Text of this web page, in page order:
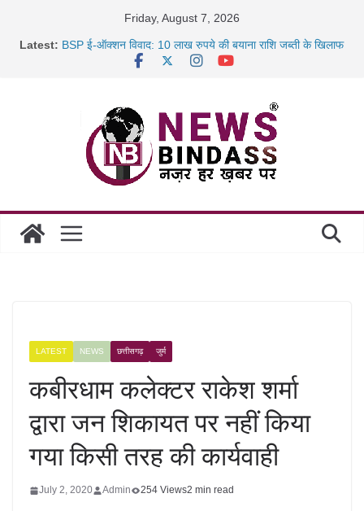
Friday, August 7, 2026
Latest: BSP ई-ऑक्शन विवाद: 10 लाख रुपये की बयाना राशि जब्ती के खिलाफ
साइबर ठगी पर दुर्ग पुलिस का बड़ा एक्शन: 13 म्यूल बैंक खाताधारक
गिरफ्तार
LATEST NEWS छत्तीसगढ़ जुर्म
कबीरधाम कलेक्टर राकेश शर्मा
द्वारा जन शिकायत पर नहीं किया
गया किसी तरह की कार्यवाही
July 2, 2020 Admin 254 Views2 min read